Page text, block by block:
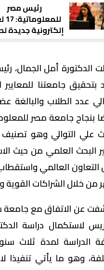
رئيس مصر
إلكترونية جديدة
تجتاز تقييم
الدكتورة أمل الجمال،
بتحقيق جامعتنا
عدد الطلاب
بنجاح جامعة مصر
علي التوالي وهو
البحث العلمي من حيث
التعاون العالمي واستقطاب
من خلال الشراكات القوية
عن الاتفاق مع جامعة
الدراسة لمدة ثلاث
وهو ما يأتي تنفيذا